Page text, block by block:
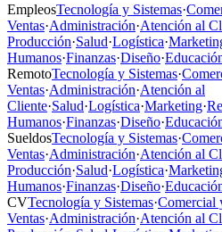
EmpleosTecnología y Sistemas·
Ventas·Administración·Atención al
Producción·Salud·Logística·
Humanos·Finanzas·Diseño·
RemotoTecnología y Sistemas·
Ventas·Administración·Atención al
Cliente·Salud·Logística·Marketing·
Humanos·Finanzas·Diseño·
SueldosTecnología y Sistemas·
Ventas·Administración·Atención al
Producción·Salud·Logística·
Humanos·Finanzas·Diseño·
CVTecnología y Sistemas·Comercial
Ventas·Administración·Atención al